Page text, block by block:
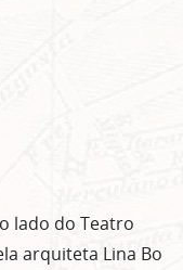
lado do Teatro
arquiteta Lina Bo